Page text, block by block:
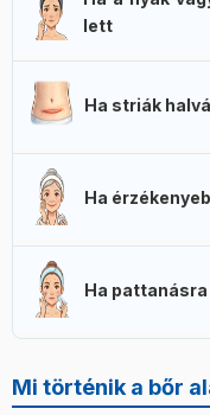
állkapocsvonal –
vesztett bőrnél a
szemránc- és arc
feszesebb bőrképet,
lett
dekoltázs mikro-
program nyújthat
megjelenéshez.
Ha striák
Külön program
bőrképének
önmegújító
kedvezően
Ha
Az érzékeny bőrre
beállítással
bőre érzékenyebben
Ha
hatás révén
kezeléséhez.
Mi történik a bőr